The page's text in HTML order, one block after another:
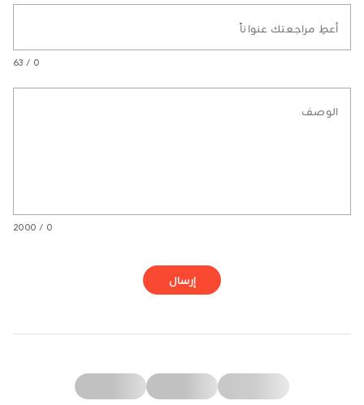
أعطِ مراجعتك عنواناً
0 / 63
الوصف
0 / 2000
إرسال